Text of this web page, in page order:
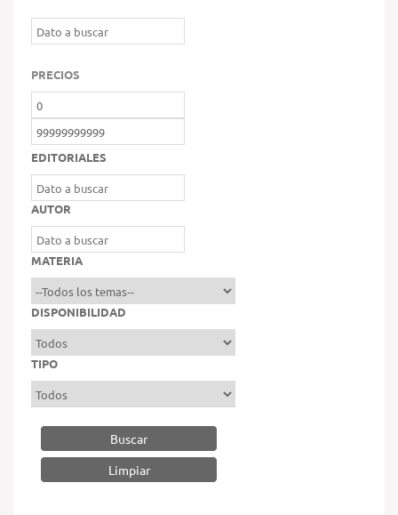
PRECIOS
EDITORIALES
AUTOR
MATERIA
DISPONIBILIDAD
TIPO
Buscar